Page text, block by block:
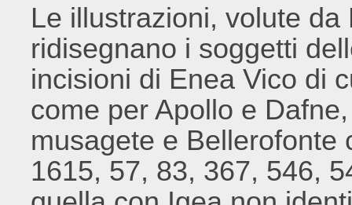
Le illustrazioni, volute
ridisegnano i soggetti
incisioni di Enea Vico di
come per Apollo e
musagete e Bellerofonte
1615, 57, 83, 367, 546,